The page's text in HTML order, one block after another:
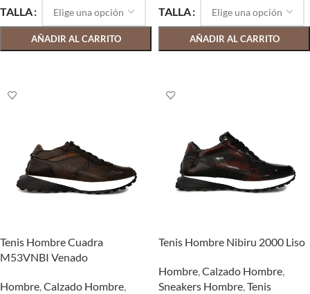
TALLA
AÑADIR AL CARRITO
TALLA
AÑADIR AL CARRITO
Tenis Hombre Cuadra
M53VNBI Venado
Hombre,Calzado Hombre,
Tenis Hombre Nibiru 2000 Liso
Hombre,Calzado Hombre,
Sneakers Hombre,Tenis